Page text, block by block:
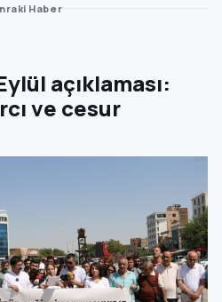
Haber
açıklaması:
ve cesur